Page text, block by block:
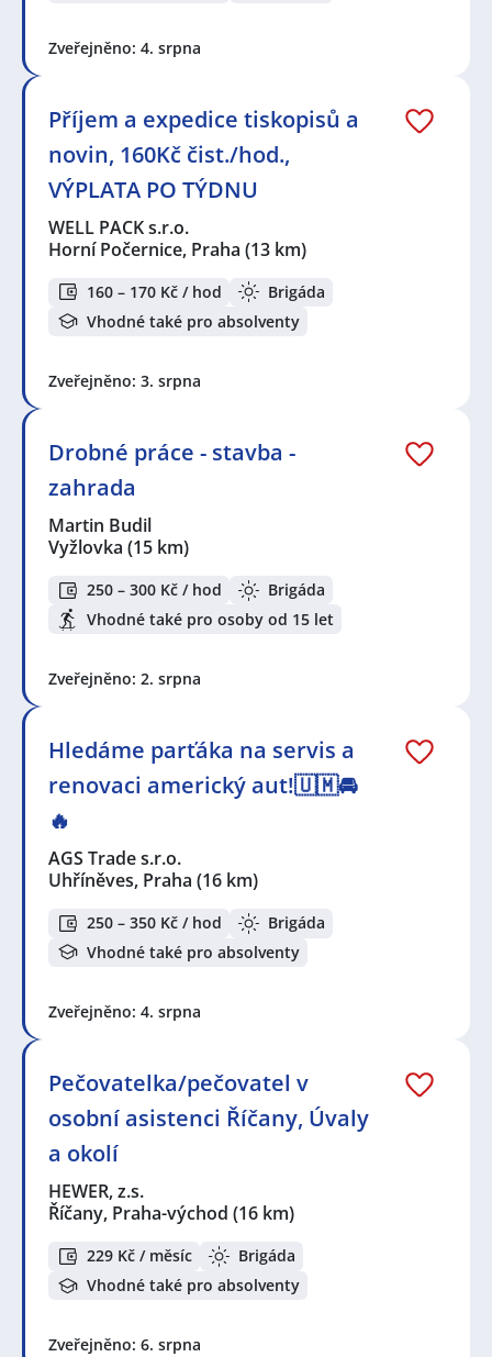
Zveřejněno: 4. srpna
Příjem a expedice tiskopisů a
novin, 160Kč čist./hod.,
VÝPLATA PO TÝDNU
WELL PACK s.r.o.
Horní Počernice, Praha (13 km)
160 – 170 Kč / hod
Brigáda
Vhodné také pro absolventy
Zveřejněno: 3. srpna
Drobné práce - stavba -
zahrada
Martin Budil
Vyžlovka (15 km)
250 – 300 Kč / hod
Brigáda
Vhodné také pro osoby od 15 let
Zveřejněno: 2. srpna
Hledáme parťáka na servis a
renovaci americký aut!🇺🇲🚘
🔥
AGS Trade s.r.o.
Uhříněves, Praha (16 km)
250 – 350 Kč / hod
Brigáda
Vhodné také pro absolventy
Zveřejněno: 4. srpna
Pečovatelka/pečovatel v
osobní asistenci Říčany, Úvaly
a okolí
HEWER, z.s.
Říčany, Praha-východ (16 km)
229 Kč / měsíc
Brigáda
Vhodné také pro absolventy
Zveřejněno: 6. srpna